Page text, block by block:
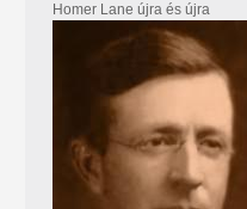
Homer Lane újra és újra